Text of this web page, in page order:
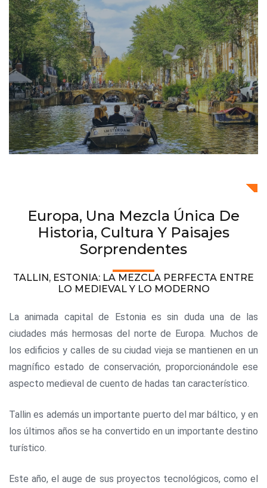
Europa, Una Mezcla Única De
Historia, Cultura Y Paisajes
Sorprendentes
TALLIN, ESTONIA: LA MEZCLA PERFECTA ENTRE
LO MEDIEVAL Y LO MODERNO
La animada capital de Estonia es sin duda una de las
ciudades más hermosas del norte de Europa. Muchos de
los edificios y calles de su ciudad vieja se mantienen en un
magnífico estado de conservación, proporcionándole ese
aspecto medieval de cuento de hadas tan característico.
Tallin es además un importante puerto del mar báltico, y en
los últimos años se ha convertido en un importante destino
turístico.
Este año, el auge de sus proyectos tecnológicos, como el